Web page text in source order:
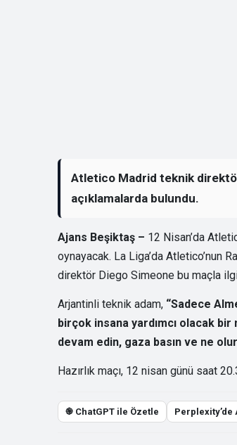
Atletico Madrid teknik
açıklamalarda bulundu.
Ajans Beşiktaş – 12 Nisan’da
oynayacak. La Liga’da Atletico’nun
direktör Diego Simeone bu maçla
Arjantinli teknik adam, “Sadece
birçok insana yardımcı olacak bir
devam edin, gaza basın ve ne
Hazırlık maçı, 12 nisan günü saat
֎ ChatGPT ile Özetle Perplexity’de